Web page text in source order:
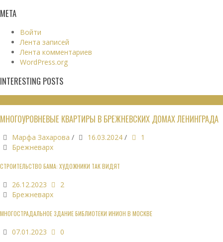
МЕТА
Войти
Лента записей
Лента комментариев
WordPress.org
INTERESTING POSTS
МНОГОУРОВНЕВЫЕ КВАРТИРЫ В БРЕЖНЕВСКИХ ДОМАХ ЛЕНИНГРАДА
Марфа Захарова / 16.03.2024 /
1
Брежневарх
СТРОИТЕЛЬСТВО БАМА: ХУДОЖНИКИ ТАК ВИДЯТ
26.12.2023
2
Брежневарх
МНОГОСТРАДАЛЬНОЕ ЗДАНИЕ БИБЛИОТЕКИ ИНИОН В МОСКВЕ
07.01.2023 0